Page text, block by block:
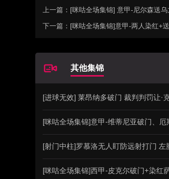
上一篇： [咪咕全场集锦] 意甲-尼尔森送
下一篇： [咪咕全场集锦]意甲-两人染红+
其他集锦
[进球无效] 莱昂纳多破门 裁判判罚让·
[咪咕全场集锦]意甲-维蒂尼亚破门、
[射门中柱]罗慕洛无人盯防远射打门 左
[咪咕全场集锦]西甲-皮克尔破门+染红